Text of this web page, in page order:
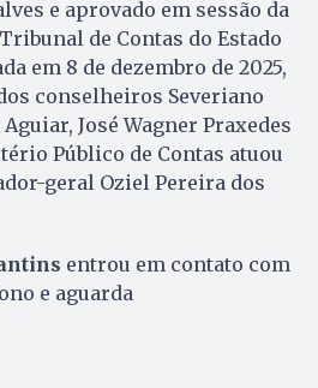
e aprovado em sessão da
de Contas do Estado
em 8 de dezembro de 2025,
conselheiros Severiano
José Wagner Praxedes
Público de Contas atuou
geral Oziel Pereira dos
entrou em contato com
e aguarda